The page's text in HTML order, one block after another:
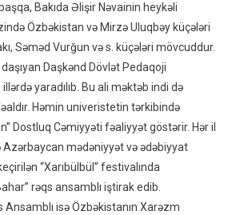
Bakıda Əlişir Nəvainin heykəli
Özbəkistan və Mirzə Uluqbəy küçələri
Səməd Vurğun və s. küçələri mövcuddur.
daşıyan Daşkənd Dövlət Pedaqoji
yaradılıb. Bu ali məktəb indi də
Həmin univeristetin tərkibində
Dostluq Cəmiyyəti fəaliyyət göstərir. Hər il
mədəniyyət və ədəbiyyat
“Xarıbülbül” festivalında
rəqs ansamblı iştirak edib.
isə Özbəkistanın Xarəzm